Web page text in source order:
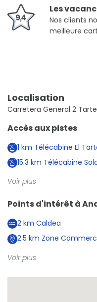
Les
Nos clients
meilleure
Localisation
Carretera General 2
Accès aux pistes
1 km Télécabine El
15.3 km Télécabine
Voir plus
Points d'intérêt à
2 km Caldea
2.5 km Zone
Voir plus